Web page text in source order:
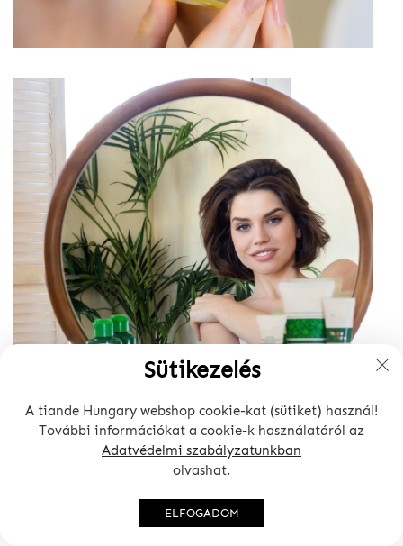
Sütikezelés
A tiande Hungary webshop cookie-kat (sütiket) használ!
További információkat a cookie-k használatáról az
Adatvédelmi szabályzatunkban
olvashat.
ELFOGADOM